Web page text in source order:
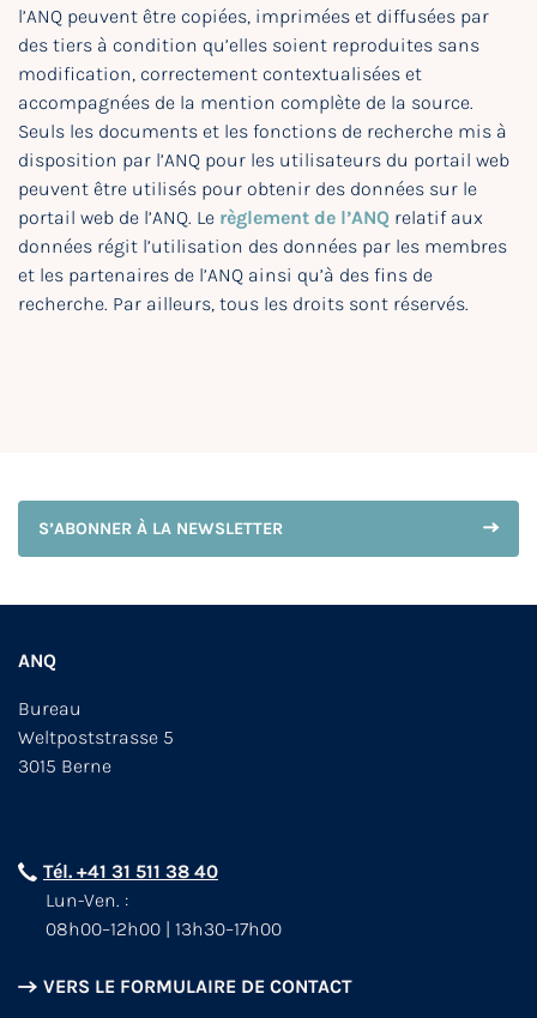
l’ANQ peuvent être copiées, imprimées et diffusées par
des tiers à condition qu’elles soient reproduites sans
modification, correctement contextualisées et
accompagnées de la mention complète de la source.
Seuls les documents et les fonctions de recherche mis à
disposition par l’ANQ pour les utilisateurs du portail web
peuvent être utilisés pour obtenir des données sur le
portail web de l’ANQ. Le règlement de l’ANQ relatif aux
données régit l’utilisation des données par les membres
et les partenaires de l’ANQ ainsi qu’à des fins de
recherche. Par ailleurs, tous les droits sont réservés.
S’ABONNER À LA NEWSLETTER
ANQ
Bureau
Weltpoststrasse 5
3015 Berne
Tél. +41 31 511 38 40
Lun-Ven. :
08h00–12h00 | 13h30–17h00
VERS LE FORMULAIRE DE CONTACT